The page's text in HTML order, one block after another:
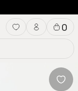
0